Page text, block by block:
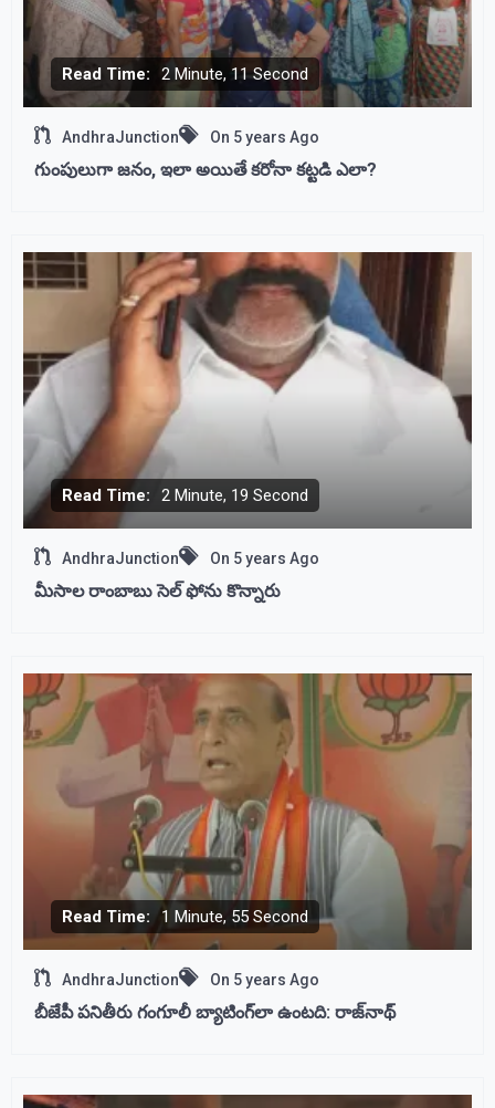
Read Time: 2 Minute, 11 Second
AndhraJunction On 5 years Ago
గుంపులుగా జనం, ఇలా అయితే కరోనా కట్టడి ఎలా?
Read Time: 2 Minute, 19 Second
AndhraJunction On 5 years Ago
మీసాల రాంబాబు సెల్ ఫోను కొన్నారు
Read Time: 1 Minute, 55 Second
AndhraJunction On 5 years Ago
బీజేపీ ప‌నితీరు గంగూలీ బ్యాటింగ్‌లా ఉంటది: ‌రాజ్‌నాథ్